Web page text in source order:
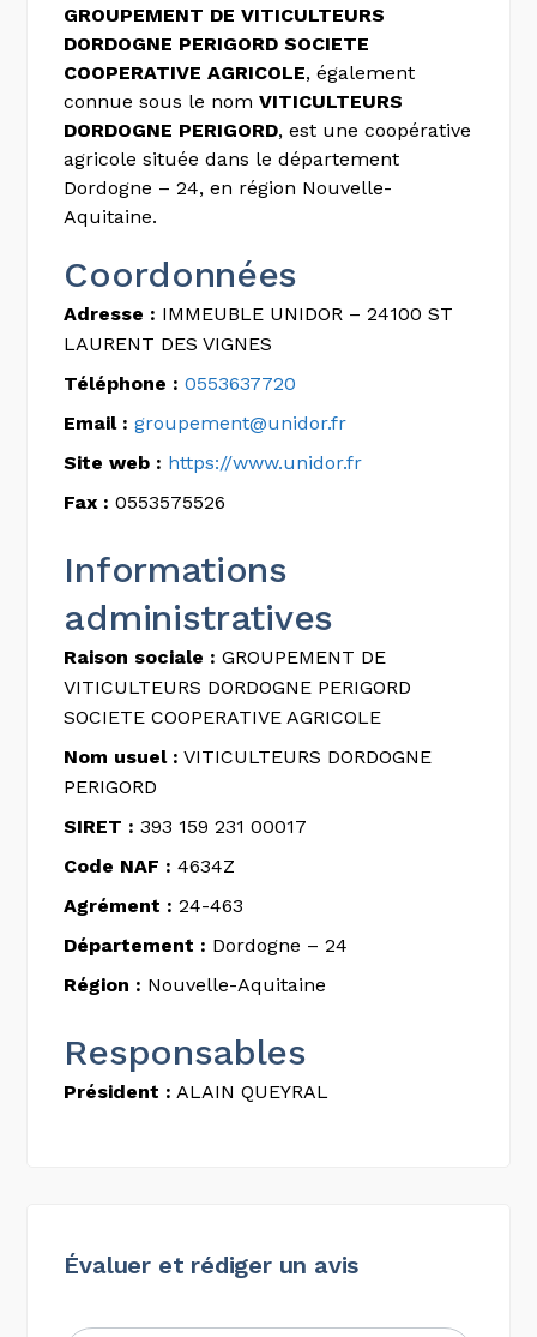
GROUPEMENT DE VITICULTEURS
DORDOGNE PERIGORD SOCIETE
COOPERATIVE AGRICOLE, également
connue sous le nomVITICULTEURS
DORDOGNE PERIGORD, est une coopérative
agricole située dans le département
Dordogne – 24, en région Nouvelle-
Aquitaine.
Coordonnées
Adresse : IMMEUBLE UNIDOR – 24100 ST
LAURENT DES VIGNES
Téléphone : 0553637720
Email : groupement@unidor.fr
Site web : https://www.unidor.fr
Fax : 0553575526
Informations
administratives
Raison sociale : GROUPEMENT DE
VITICULTEURS DORDOGNE PERIGORD
SOCIETE COOPERATIVE AGRICOLE
Nom usuel : VITICULTEURS DORDOGNE
PERIGORD
SIRET : 393 159 231 00017
Code NAF : 4634Z
Agrément : 24-463
Département : Dordogne – 24
Région : Nouvelle-Aquitaine
Responsables
Président : ALAIN QUEYRAL
Évaluer et rédiger un avis